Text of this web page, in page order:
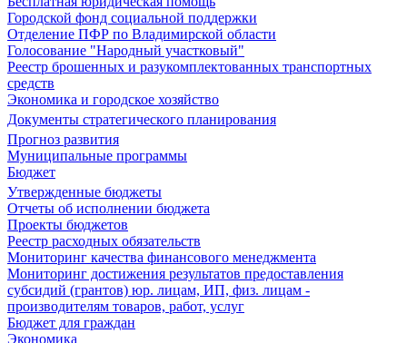
Городской фонд социальной поддержки
Отделение ПФР по Владимирской области
Голосование "Народный участковый"
Реестр брошенных и разукомплектованных транспортных
средств
Экономика и городское хозяйство
Документы стратегического планирования
Прогноз развития
Муниципальные программы
Бюджет
Утвержденные бюджеты
Отчеты об исполнении бюджета
Проекты бюджетов
Реестр расходных обязательств
Мониторинг качества финансового менеджмента
Мониторинг достижения результатов предоставления
субсидий (грантов) юр. лицам, ИП, физ. лицам -
производителям товаров, работ, услуг
Бюджет для граждан
Экономика